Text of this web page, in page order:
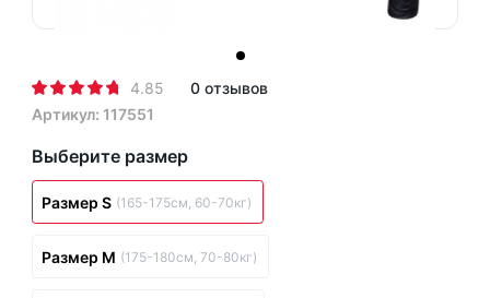
4.85
0 отзывов
Артикул: 117551
Выберите размер
Размер S (165-175см, 60-70кг)
Размер M (175-180см, 70-80кг)